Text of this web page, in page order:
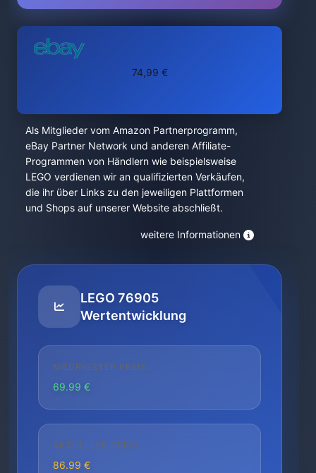
74,99 €
Als Mitglieder vom Amazon Partnerprogramm,
eBay Partner Network und anderen Affiliate-
Programmen von Händlern wie beispielsweise
LEGO verdienen wir an qualifizierten Verkäufen,
die ihr über Links zu den jeweiligen Plattformen
und Shops auf unserer Website abschließt.
weitere Informationen
LEGO 76905
Wertentwicklung
NIEDRIGSTER PREIS
69.99 €
AKTUELLER PREIS
86.99 €